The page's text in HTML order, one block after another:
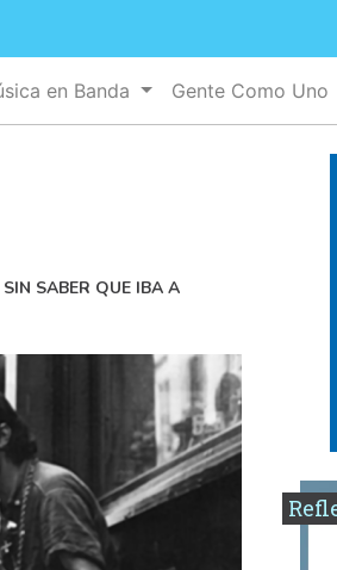
en Banda Gente Como Uno
SABER QUE IBA A